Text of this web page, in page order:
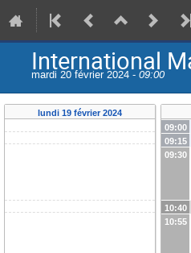
International
mardi 20 février 2024 - 09:00
lundi 19 février 2024
09:00
09:15
09:30
10:40
10:55